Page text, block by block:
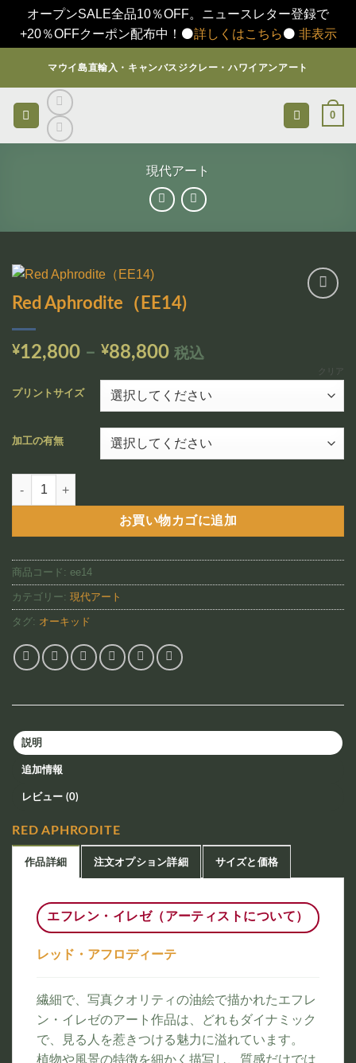
オープンSALE全品10％OFF。ニュースレター登録で
+20％OFFクーポン配布中！⚫️詳しくはこちら⚫️ 非表示
マウイ島直輸入・キャンバスジクレー・ハワイアンアート
0
現代アート
Red Aphrodite（EE14)
¥12,800 – ¥88,800価
帯:
¥12,800
–
¥88,800
税込
プリントサイズ
加工の有無
クリア
Red Aphrodite（EE14)個
お買い物カゴに追加
商品コード: ee14
カテゴリー: 現代アート
タグ: オーキッド
説明
追加情報
レビュー (0)
RED APHRODITE
作品詳細 注文オプション詳細 サイズと価格
エフレン・イレゼ（アーティストについて）
レッド・アフロディーテ
繊細で、写真クオリティの油絵で描かれたエフレ
ン・イレゼのアート作品は、どれもダイナミック
で、見る人を惹きつける魅力に溢れています。
植物や風景の特徴を細かく描写し、質感だけでは